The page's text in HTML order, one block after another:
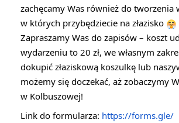
zachęcamy Was również do tworzenia
w których przybędziecie na złazisko
Zapraszamy Was do zapisów – koszt
wydarzeniu to 20 zł, we własnym
dokupić złaziskową koszulkę lub
możemy się doczekać, aż zobaczymy
w Kolbuszowej!
Link do formularza: https://forms.gle/